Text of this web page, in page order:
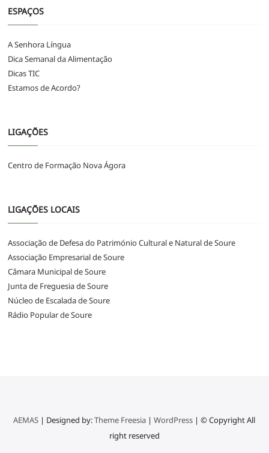
ESPAÇOS
A Senhora Língua
Dica Semanal da Alimentação
Dicas TIC
Estamos de Acordo?
LIGAÇÕES
Centro de Formação Nova Ágora
LIGAÇÕES LOCAIS
Associação de Defesa do Património Cultural e Natural de Soure
Associação Empresarial de Soure
Câmara Municipal de Soure
Junta de Freguesia de Soure
Núcleo de Escalada de Soure
Rádio Popular de Soure
AEMAS | Designed by:Theme Freesia |WordPress | © Copyright All
right reserved